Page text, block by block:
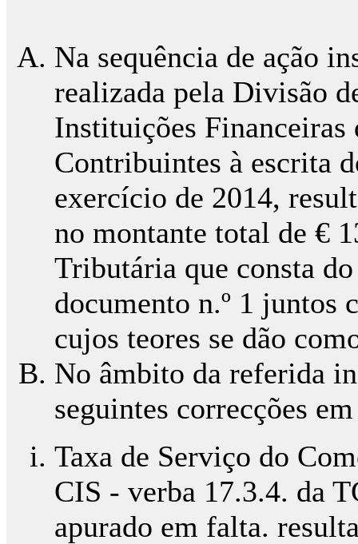
Na sequência de ação
realizada pela Divisão
Instituições Financeiras
Contribuintes à escrita
exercício de 2014,
no montante total de €
Tributária que consta
documento n.º 1 juntos
cujos teores se dão
No âmbito da referida
seguintes correcções
Taxa de Serviço do
CIS - verba 17.3.4. da
apurado em falta.